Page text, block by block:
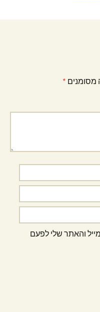
מסומנים *
והאתר שלי לפעם